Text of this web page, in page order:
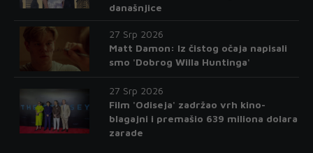
današnjice
27 Srp 2026
Matt Damon: Iz čistog očaja napisali
smo 'Dobrog Willa Huntinga'
27 Srp 2026
Film 'Odiseja' zadržao vrh kino-
blagajni i premašio 639 miliona dolara
zarade